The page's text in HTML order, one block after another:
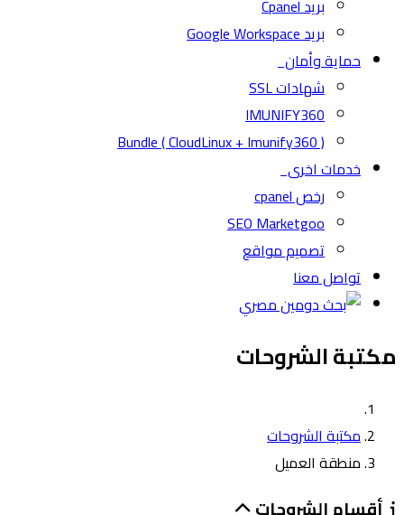
بريد Cpanel
بريد Google Workspace
حماية وأمان
شهادات SSL
IMUNIFY360
( CloudLinux + Imunify360 ) Bundle
خدمات اخرى
رخص cpanel
SEO Marketgoo
تصميم مواقع
تواصل معنا
مكتبة الشروحات
مكتبة الشروحات
منطقة العميل